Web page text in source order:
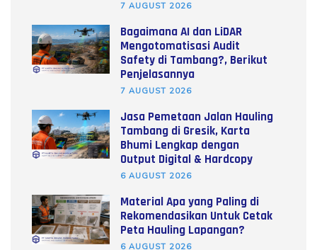
7 AUGUST 2026
Bagaimana AI dan LiDAR
Mengotomatisasi Audit
Safety di Tambang?, Berikut
Penjelasannya
7 AUGUST 2026
Jasa Pemetaan Jalan Hauling
Tambang di Gresik, Karta
Bhumi Lengkap dengan
Output Digital & Hardcopy
6 AUGUST 2026
Material Apa yang Paling di
Rekomendasikan Untuk Cetak
Peta Hauling Lapangan?
6 AUGUST 2026